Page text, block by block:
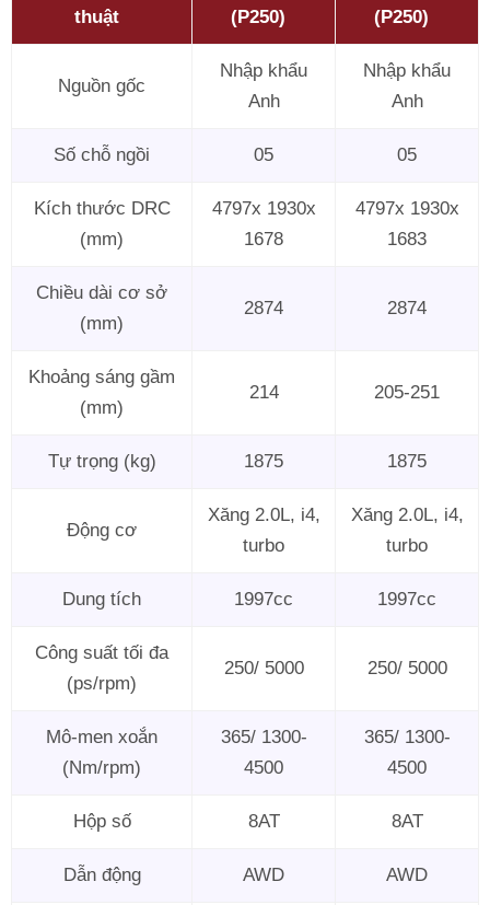
thuật
(P250)
(P250)
Nguồn gốc
Nhập khẩu
Anh
Nhập khẩu
Anh
Số chỗ ngồi 05 05
Kích thước DRC
(mm)
4797x 1930x
1678
4797x 1930x
1683
Chiều dài cơ sở
(mm)
2874 2874
Khoảng sáng gầm
(mm)
214 205-251
Tự trọng (kg) 1875 1875
Động cơ
Xăng 2.0L, i4,
turbo
Xăng 2.0L, i4,
turbo
Dung tích 1997cc 1997cc
Công suất tối đa
(ps/rpm)
250/ 5000 250/ 5000
Mô-men xoắn
(Nm/rpm)
365/ 1300-
4500
365/ 1300-
4500
Hộp số 8AT 8AT
Dẫn động AWD AWD